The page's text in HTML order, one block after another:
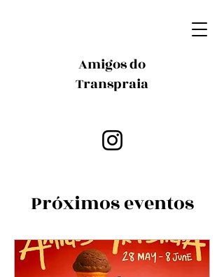
Amigos do
Transpraia
Próximos eventos